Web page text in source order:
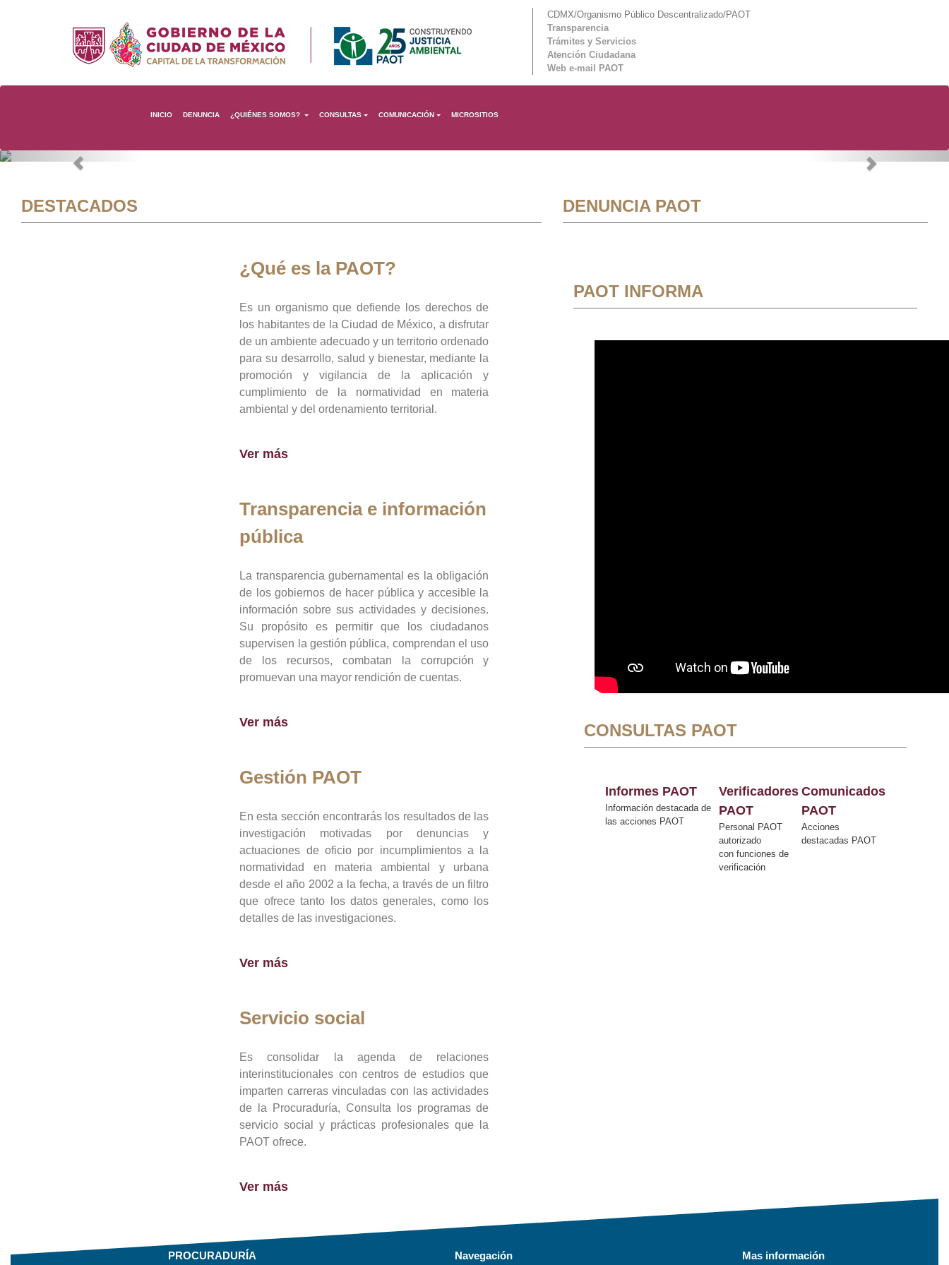
CDMX/Organismo Público Descentralizado/PAOT
Transparencia
Trámites y Servicios
Atención Ciudadana
Web e-mail PAOT
INICIO DENUNCIA ¿QUIÉNES SOMOS? CONSULTAS COMUNICACIÓN MICROSITIOS
Previous Next
DESTACADOS
¿Qué es la PAOT?
Es un organismo que defiende los derechos de
los habitantes de la Ciudad de México, a disfrutar
de un ambiente adecuado y un territorio ordenado
para su desarrollo, salud y bienestar, mediante la
promoción y vigilancia de la aplicación y
cumplimiento de la normatividad en materia
ambiental y del ordenamiento territorial.
Ver más
Transparencia e información
pública
La transparencia gubernamental es la obligación
de los gobiernos de hacer pública y accesible la
información sobre sus actividades y decisiones.
Su propósito es permitir que los ciudadanos
supervisen la gestión pública, comprendan el uso
de los recursos, combatan la corrupción y
promuevan una mayor rendición de cuentas.
Ver más
Gestión PAOT
En esta sección encontrarás los resultados de las
investigación motivadas por denuncias y
actuaciones de oficio por incumplimientos a la
normatividad en materia ambiental y urbana
desde el año 2002 a la fecha, a través de un filtro
que ofrece tanto los datos generales, como los
detalles de las investigaciones.
Ver más
Servicio social
Es consolidar la agenda de relaciones
interinstitucionales con centros de estudios que
imparten carreras vinculadas con las actividades
de la Procuraduría, Consulta los programas de
servicio social y prácticas profesionales que la
PAOT ofrece.
Ver más
DENUNCIA PAOT
PAOT INFORMA
CONSULTAS PAOT
Informes PAOT
Información destacada de
las acciones PAOT
Verificadores
PAOT
Personal PAOT
autorizado
con funciones de
verificación
Comunicados
PAOT
Acciones
destacadas PAOT
PROCURADURÍA Navegación Mas información